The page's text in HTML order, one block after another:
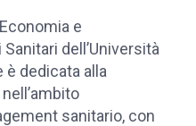
e
dell’Università
è dedicata alla
sanitario, con